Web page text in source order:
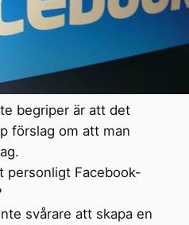
begriper är att det
förslag om att man
personligt Facebook-
svårare att skapa en